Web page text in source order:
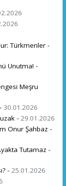
Türkmenler -
Unutma! -
Meşru
30.01.2026
- 29.01.2026
Onur Şahbaz -
Tutamaz -
- 25.01.2026